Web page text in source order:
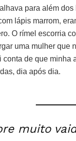
para além
lápis marrom,
O rímel escorria
uma mulher que
conta de que
dia após dia.
muito